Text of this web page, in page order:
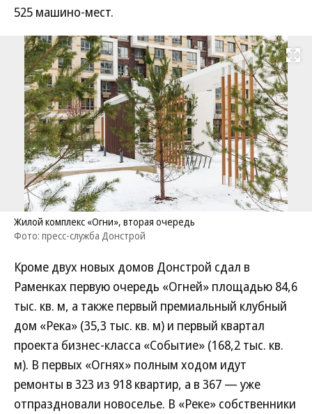
525 машино-мест.
Развернуть
Жилой комплекс «Огни», вторая очередь
Фото: пресс-служба Донстрой
Кроме двух новых домов Донстрой сдал в
Раменках первую очередь «Огней» площадью 84,6
тыс. кв. м, а также первый премиальный клубный
дом «Река» (35,3 тыс. кв. м) и первый квартал
проекта бизнес-класса «Событие» (168,2 тыс. кв.
м). В первых «Огнях» полным ходом идут
ремонты в 323 из 918 квартир, а в 367 — уже
отпраздновали новоселье. В «Реке» собственники